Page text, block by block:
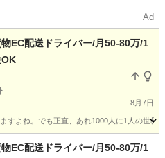
Ad
物EC配送ドライバー/月50-80万/1
OK
8月7日
すよね。でも正直、あれ1000人に1人の世
イバー 80万
物EC配送ドライバー/月50-80万/1